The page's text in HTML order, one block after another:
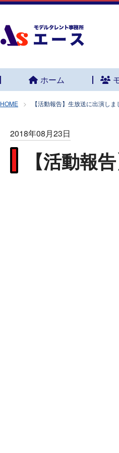
ホーム
HOME 【活動報告】生放送に出演しま
2018年08月23日
【活動報